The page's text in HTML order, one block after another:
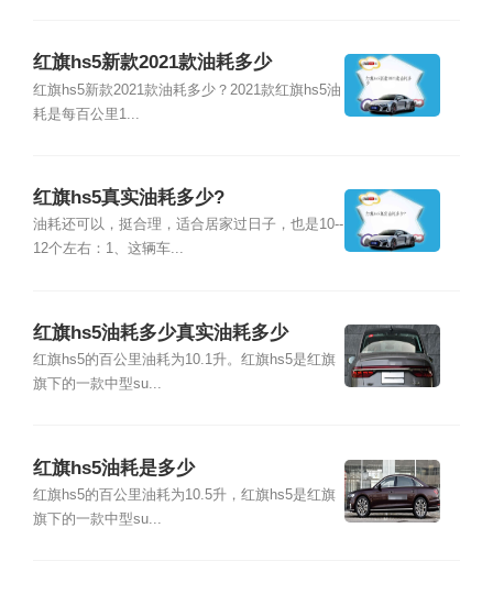
红旗hs5新款2021款油耗多少
红旗hs5新款2021款油耗多少？2021款红旗hs5油
耗是每百公里1...
红旗hs5真实油耗多少?
油耗还可以，挺合理，适合居家过日子，也是10--
12个左右：1、这辆车...
红旗hs5油耗多少真实油耗多少
红旗hs5的百公里油耗为10.1升。红旗hs5是红旗
旗下的一款中型su...
红旗hs5油耗是多少
红旗hs5的百公里油耗为10.5升，红旗hs5是红旗
旗下的一款中型su...